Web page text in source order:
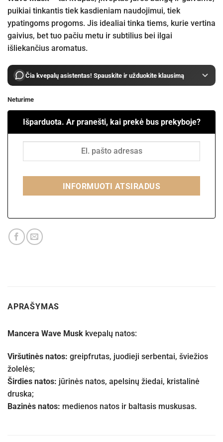
puikiai tinkantis tiek kasdieniam naudojimui, tiek
ypatingoms progoms. Jis idealiai tinka tiems, kurie vertina
gaivius, bet tuo pačiu metu ir subtilius bei ilgai
išliekančius aromatus.
Čia kvepalų asistentas! Spauskite ir užduokite klausimą
Neturime
Išparduota. Ar pranešti, kai prekė bus prekyboje?
INFORMUOTI ATSIRADUS
APRAŠYMAS
Mancera Wave Musk kvepalų natos:
Viršutinės natos: greipfrutas, juodieji serbentai, šviežios
žolelės;
Širdies natos: jūrinės natos, apelsinų žiedai, kristalinė
druska;
Bazinės natos: medienos natos ir baltasis muskusas.